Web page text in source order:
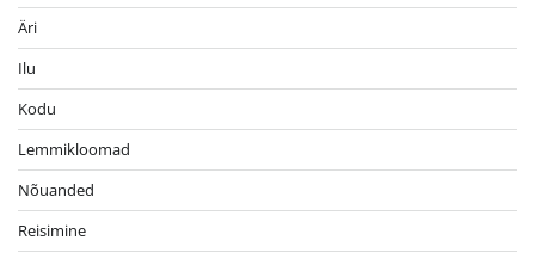
Äri
Ilu
Kodu
Lemmikloomad
Nõuanded
Reisimine